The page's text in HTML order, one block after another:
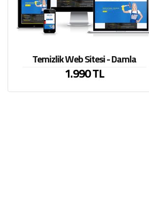
Temizlik Web Sitesi - Damla
1.990 TL